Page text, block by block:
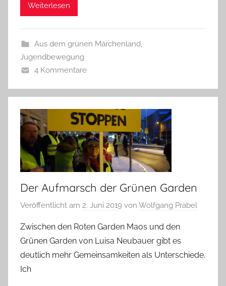
Weiterlesen
Aus dem grünen Märchenland,
Jugendbewegung
4 Kommentare
Der Aufmarsch der Grünen Garden
Veröffentlicht am 2. Juni 2019 von Wolfgang Prabel
Zwischen den Roten Garden Maos und den
Grünen Garden von Luisa Neubauer gibt es
deutlich mehr Gemeinsamkeiten als Unterschiede.
Ich